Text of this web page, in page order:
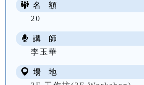
名 額
20
講 師
李玉華
場 地